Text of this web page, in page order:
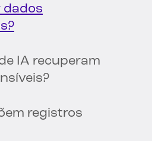
dados
IA recuperam
registros